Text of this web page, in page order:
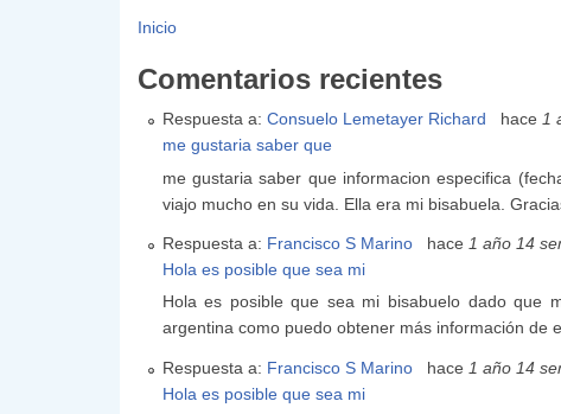
Inicio
Comentarios recientes
Respuesta a: Consuelo Lemetayer Richard hace 1
me gustaria saber que
me gustaria saber que informacion especifica
viajo mucho en su vida. Ella era mi bisabuela.
Respuesta a: Francisco S Marino hace 1 año 14
Hola es posible que sea mi
Hola es posible que sea mi bisabuelo dado que
argentina como puedo obtener más información de
Respuesta a: Francisco S Marino hace 1 año 14
Hola es posible que sea mi